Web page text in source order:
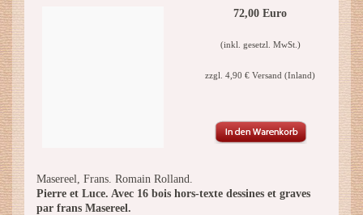
72,00 Euro
(inkl. gesetzl. MwSt.)
zzgl. 4,90 € Versand (Inland)
Masereel, Frans. Romain Rolland.
Pierre et Luce. Avec 16 bois hors-texte dessines et graves
par frans Masereel.